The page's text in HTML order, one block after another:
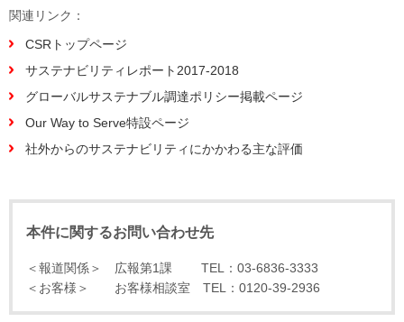
関連リンク：
CSRトップページ
サステナビリティレポート2017-2018
グローバルサステナブル調達ポリシー掲載ページ
Our Way to Serve特設ページ
社外からのサステナビリティにかかわる主な評価
本件に関するお問い合わせ先
＜報道関係＞ 広報第1課 TEL：03-6836-3333
＜お客様＞ お客様相談室 TEL：0120-39-2936